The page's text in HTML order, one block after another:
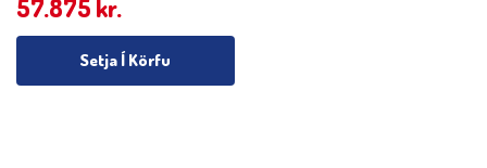
57.875 kr.
Setja Í Körfu